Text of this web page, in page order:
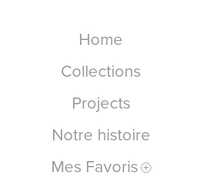
Home
Collections
Projects
Notre histoire
Mes Favoris